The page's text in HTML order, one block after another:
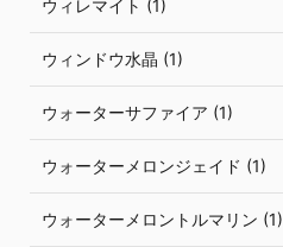
ウィレマイト (1)
ウィンドウ水晶 (1)
ウォーターサファイア (1)
ウォーターメロンジェイド (1)
ウォーターメロントルマリン (1)